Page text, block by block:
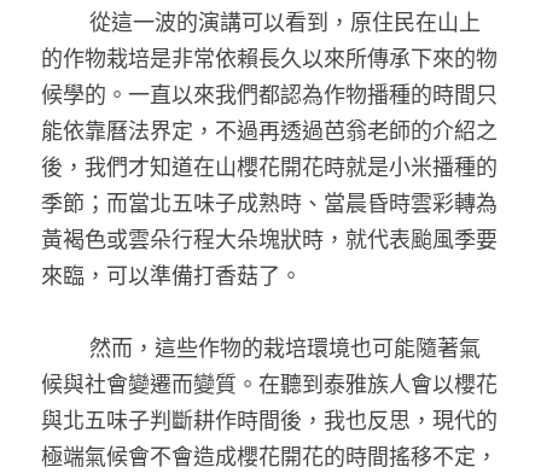
的作物栽培是非常依賴長久以來所傳承下來的物
候學的。一直以來我們都認為作物播種的時間只
能依靠曆法界定，不過再透過芭翁老師的介紹之
後，我們才知道在山櫻花開花時就是小米播種的
季節；而當北五味子成熟時、當晨昏時雲彩轉為
黃褐色或雲朵行程大朵塊狀時，就代表颱風季要
來臨，可以準備打香菇了。
候與社會變遷而變質。在聽到泰雅族人會以櫻花
與北五味子判斷耕作時間後，我也反思，現代的
極端氣候會不會造成櫻花開花的時間搖移不定，